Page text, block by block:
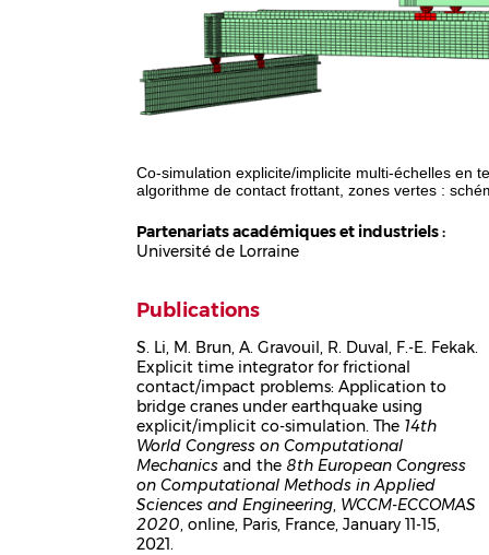
Co-simulation explicite/implicite multi-échelles en
algorithme de contact frottant, zones vertes :
Partenariats académiques et industriels :
Université de Lorraine
Publications
Corps
S. Li, M. Brun, A. Gravouil, R. Duval, F.-E. Fekak.
Explicit time integrator for frictional
contact/impact problems: Application to
bridge cranes under earthquake using
explicit/implicit co-simulation. The 14th
World Congress on Computational
Mechanics and the 8th European Congress
on Computational Methods in Applied
Sciences and Engineering, WCCM-ECCOMAS
2020, online, Paris, France, January 11-15,
2021.